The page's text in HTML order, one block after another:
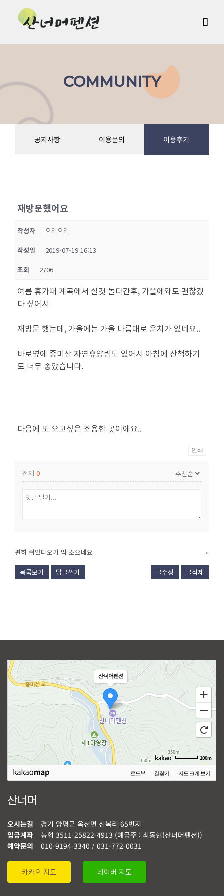
content
COMMUNITY
공지사항 이용문의 이용후기
재방문했어요
작성자 으리으리
작성일 2019-07-19 16:13
조회 2706
여름 휴가때 계곡에서 실컷 놀다간후, 가을에와도 괜찮겠
다 싶어서
재방문 했는데, 가을에는 가을 나름대로 운치가 있네요..
바로옆에 중미산 자연휴양림도 있어서 아침에 산책하기
도 너무 좋았습니다.
다음에 또 오고싶은 조용한 곳이에요..
인쇄
전체 0
편히 쉬었다오기 딱 조으네요 »
목록보기 답글쓰기 글수정 글삭제
산너머펜션
100m
로드뷰 길찾기 지도 크게 보기
산너머
오시는길
경기 양평군 옥천면 신복리 65번지
입금계좌
농협 3511-25822-4913 (예금주 : 최동현(산너머펜션))
예약문의
010-9194-3340 / 031-772-0031
카카오 지도 네이버 지도